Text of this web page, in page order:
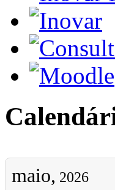
maio, 2026